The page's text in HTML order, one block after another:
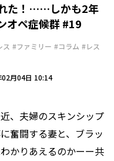
れた！……しかも2年
オペ症候群 #19
ス #ファミリー #コラム #レス
02月04日 10:14
、夫婦のスキンシップ
奮闘する妻と、ブラッ
かりあえるのかーー共